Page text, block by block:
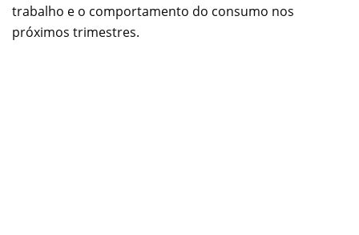
trabalho e o comportamento do consumo nos
próximos trimestres.